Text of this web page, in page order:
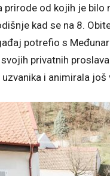
prirode od kojih je
kad se na 8.
potrefio s
privatnih
i animirala